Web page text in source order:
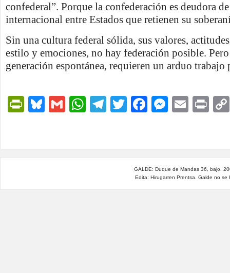
confederal”. Porque la confederación es deudora
internacional entre Estados que retienen su
Sin una cultura federal sólida, sus valores,
estilo y emociones, no hay federación posible.
generación espontánea, requieren un arduo
PrintFriendly
Bluesky
GmailWhatsApp
Telegram
TwitterFacebook
Email
GALDE: Duque de Mandas 36, bajo.
Edita: Hirugarren Prentsa. Galde no